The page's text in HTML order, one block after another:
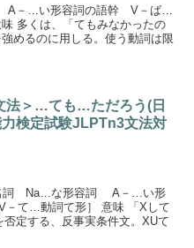
－…い形容詞の語幹 V－ば…
多くは、「てもみなかったの
めるのに用しる。使う動詞は限
法＞…ても…ただろう(日
検定試験JLPTn3文法対
詞 Na…な形容詞 A－…い形
て…動詞て形］ 意味 「Xして
定する、反事実条件文。XUて